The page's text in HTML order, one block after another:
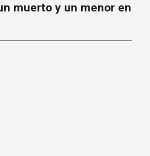
muerto y un menor en